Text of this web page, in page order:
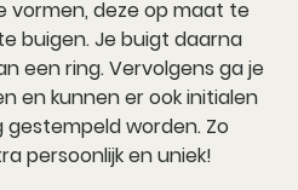
vormen, deze op maat te
buigen. Je buigt daarna
een ring. Vervolgens ga je
en kunnen er ook initialen
worden. Zo
persoonlijk en uniek!